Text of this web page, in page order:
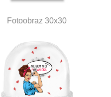
Fotoobraz 30x30